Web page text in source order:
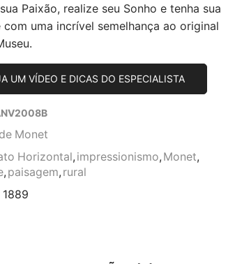
Paixão, realize seu Sonho e tenha sua
uma incrível semelhança ao original
UM VÍDEO E DICAS DO ESPECIALISTA
Monet
Horizontal, impressionismo, Monet,
, paisagem, rural
1889